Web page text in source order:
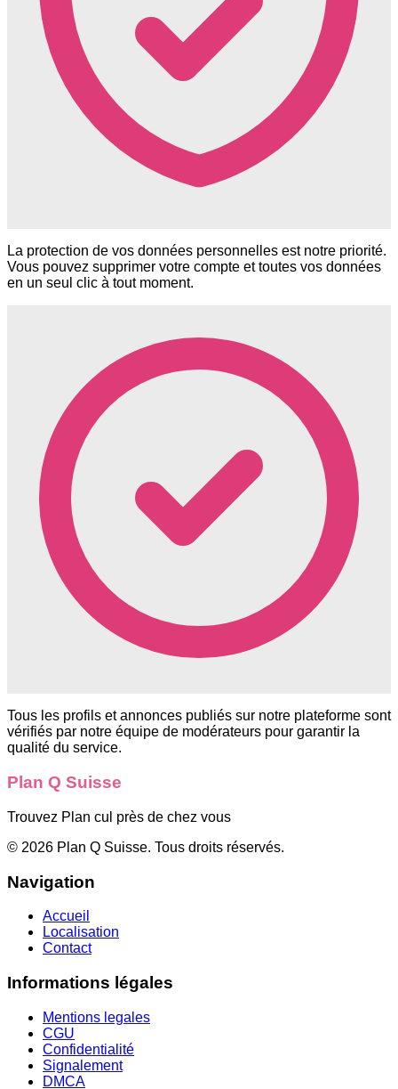
La protection de vos données personnelles est notre priorité.
Vous pouvez supprimer votre compte et toutes vos données
en un seul clic à tout moment.
Tous les profils et annonces publiés sur notre plateforme sont
vérifiés par notre équipe de modérateurs pour garantir la
qualité du service.
Plan Q Suisse
Trouvez Plan cul près de chez vous
© 2026 Plan Q Suisse. Tous droits réservés.
Navigation
Accueil
Localisation
Contact
Informations légales
Mentions legales
CGU
Confidentialité
Signalement
DMCA